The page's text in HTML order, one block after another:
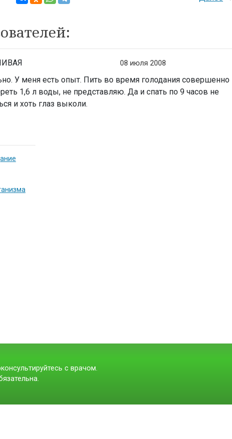
08 июля 2008
У меня есть опыт. Пить во время голодания совершенно
1,6 л воды, не представляю. Да и спать по 9 часов не
и хоть глаз выколи.
с врачом.